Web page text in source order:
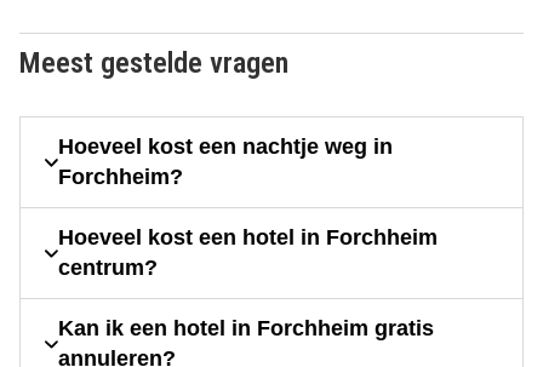
Meest gestelde vragen
Hoeveel kost een nachtje weg in
Forchheim?
Hoeveel kost een hotel in Forchheim
centrum?
Kan ik een hotel in Forchheim gratis
annuleren?